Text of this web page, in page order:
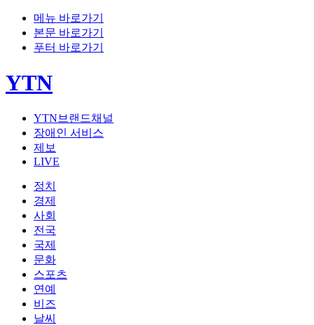
메뉴 바로가기
본문 바로가기
푸터 바로가기
YTN
YTN브랜드채널
장애인 서비스
제보
LIVE
정치
경제
사회
전국
국제
문화
스포츠
연예
비즈
날씨